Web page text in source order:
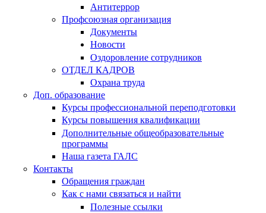
Антитеррор
Профсоюзная организация
Документы
Новости
Оздоровление сотрудников
ОТДЕЛ КАДРОВ
Охрана труда
Доп. образование
Курсы профессиональной переподготовки
Курсы повышения квалификации
Дополнительные общеобразовательные
программы
Наша газета ГАЛС
Контакты
Обращения граждан
Как с нами связаться и найти
Полезные ссылки